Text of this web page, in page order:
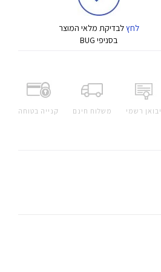
לחץלבדיקת מלאי המוצר
בסניפי BUG
יבואן רשמי משלוח חינם קנייה בטוחה